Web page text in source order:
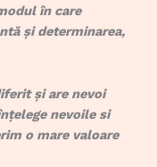
în care
și determinarea,
și are nevoi
nevoile si
o mare valoare